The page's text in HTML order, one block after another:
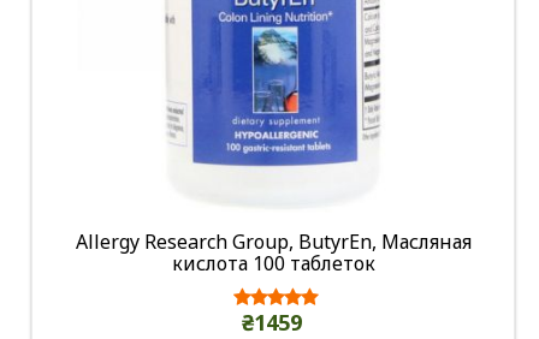
Allergy Research Group, ButyrEn, Масляная
кислота 100 таблеток
₴1459